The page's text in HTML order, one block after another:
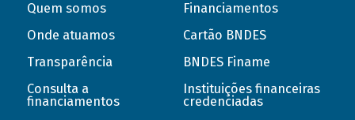
Quem somos
Onde atuamos
Transparência
Consulta a
financiamentos
Financiamentos
Cartão BNDES
BNDES Finame
Instituições financeiras
credenciadas